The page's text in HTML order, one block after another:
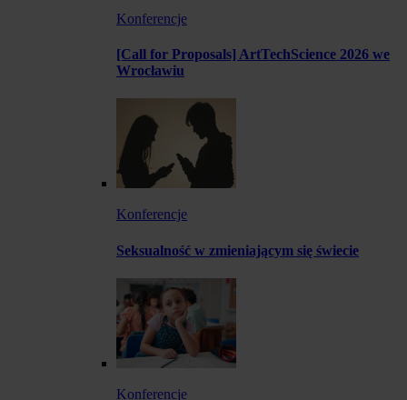
Konferencje
[Call for Proposals] ArtTechScience 2026 we
Wrocławiu
Konferencje
Seksualność w zmieniającym się świecie
Konferencje